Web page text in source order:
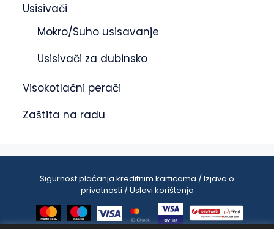
Usisivači
Mokro/Suho usisavanje
Usisivači za dubinsko
Visokotlačni perači
Zaštita na radu
Sigurnost plaćanja kreditnim karticama / Izjava o
privatnosti / Uslovi korištenja